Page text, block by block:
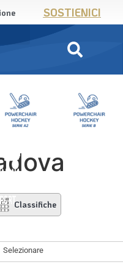
SOSTIENICI
Classifiche
Selezionare